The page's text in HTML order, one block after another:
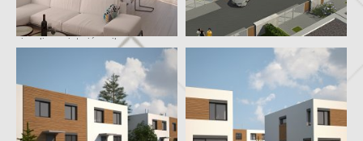
vizualizace interiéru vily